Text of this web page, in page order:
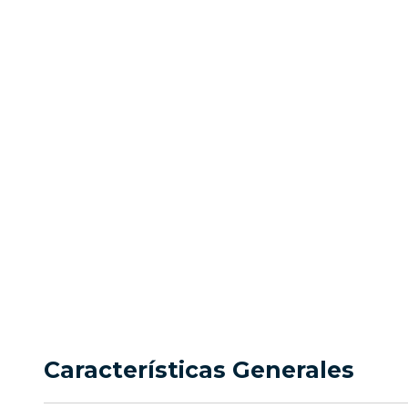
Características Generales